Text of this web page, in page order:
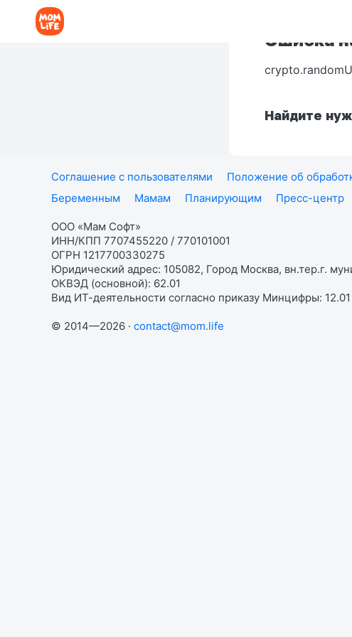
Ошибка
Найдите
Соглашение с пользователями Положение об
Беременным
Мамам Планирующим Пресс-центр
ООО «Мам Софт»
ИНН/КПП 7707455220 / 770101001
ОГРН 1217700330275
Юридический адрес: 105082, Город Москва, вн.тер.г.
ОКВЭД (основной): 62.01
Вид ИТ-деятельности согласно приказу Минцифры: 12.01
© 2014—2026 · contact@mom.life